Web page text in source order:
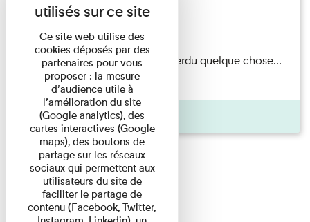
Exposition permanente
Du 15/08/2026 au 15/08/2026
Il semblerait qu’Albert Kahn a perdu quelque chose...
Accompagnés d’une ...
Agenda
Ce site web utilise des
cookies déposés par des
partenaires pour vous
proposer : la mesure
d’audience utile à
l’amélioration du site
(Google analytics), des
cartes interactives (Google
maps), des boutons de
partage sur les réseaux
sociaux qui permettent aux
utilisateurs du site de
faciliter le partage de
contenu (Facebook, Twitter,